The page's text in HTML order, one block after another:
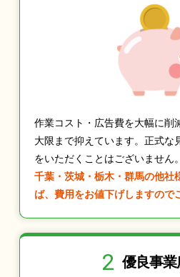
作業コスト・広告費を大幅に削
大限まで抑えています。正式な
をいただくことはございません。
千葉・茨城・栃木・群馬の他社
ば、費用をお値下げしますので
2 優良事